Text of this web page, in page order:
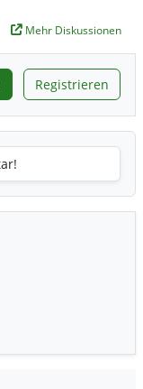
Mehr Diskussionen
Registrieren